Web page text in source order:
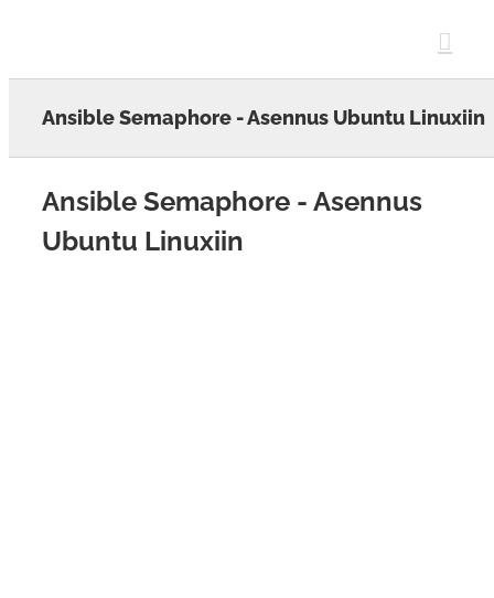
Ansible Semaphore - Asennus Ubuntu Linuxiin
Ansible Semaphore - Asennus
Ubuntu Linuxiin